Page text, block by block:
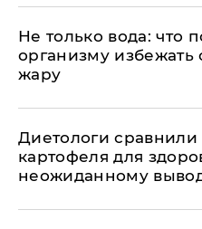
Не только вода: что
организму избежать
жару
Диетологи сравнили
картофеля для
неожиданному